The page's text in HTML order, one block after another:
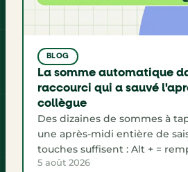
BLOG
La somme automatique
raccourci qui a sauvé
collègue
Des dizaines de sommes à
une après-midi entière de
touches suffisent : Alt + =
Total, la ligne de totaux et le
5 août 2026